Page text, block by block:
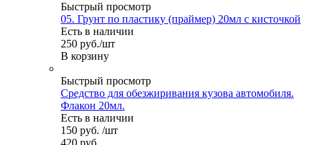
Быстрый просмотр
05. Грунт по пластику (праймер) 20мл с кисточкой
Есть в наличии
250 руб./шт
В корзину
Быстрый просмотр
Средство для обезжиривания кузова автомобиля.
Флакон 20мл.
Есть в наличии
150 руб. /шт